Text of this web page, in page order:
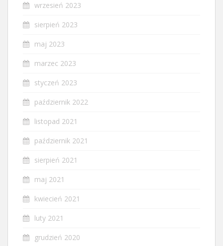
wrzesień 2023
sierpień 2023
maj 2023
marzec 2023
styczeń 2023
październik 2022
listopad 2021
październik 2021
sierpień 2021
maj 2021
kwiecień 2021
luty 2021
grudzień 2020